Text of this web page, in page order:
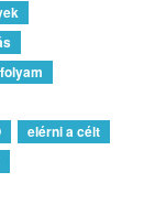
elérni a célt